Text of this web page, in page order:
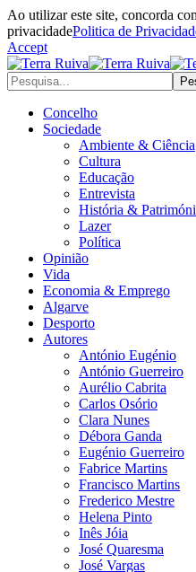
Ao utilizar este site, concorda
privacidadePolitica de
Accept
Concelho
Sociedade
Ambiente & Ciência
Cultura
Educação
Entrevista
História &
Lazer
Política
Opinião
Vida
Economia & Emprego
Algarve
Desporto
Autores
António Eugénio
António Guerreiro
Aurélio Cabrita
Carlos Osório
Clara Nunes
Débora Ganda
Eugénio Guerreiro
Fabrice Martins
Francisco Martins
Frederico Mestre
Helena Pinto
Inês Jóia
José Quaresma
José Vargas